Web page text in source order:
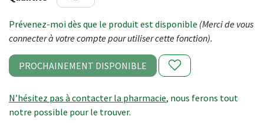
Prévenez-moi dès que le produit est disponible (Merci de vous
connecter à votre compte pour utiliser cette fonction).
PROCHAINEMENT DISPONIBLE
N’hésitez pas à contacter la pharmacie, nous ferons tout
notre possible pour le trouver.